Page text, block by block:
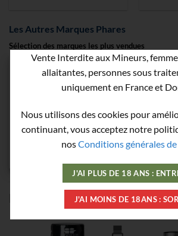
Les Autres Marques Phares
Sélection des marques les plus vendues
PRODUITS SIMILAIRES
Vente Interdite aux Mineurs,
allaitantes, personnes sous
uniquement en France et
Nous utilisons des cookies pour
continuant, vous acceptez notre
nosConditions générales
J'AI PLUS DE 18 ANS :
J'AI MOINS DE 18ANS :